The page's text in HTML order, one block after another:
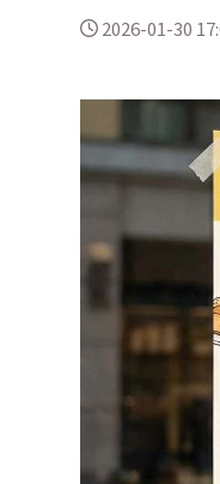
2026-01-30